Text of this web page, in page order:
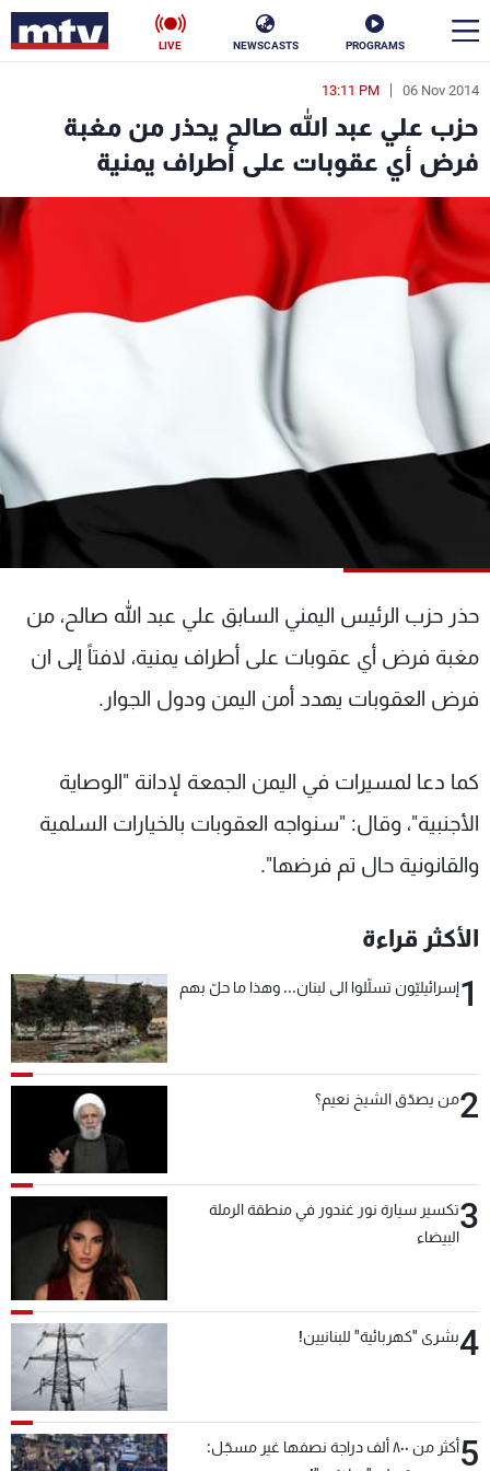
PROGRAMS
NEWSCASTS
LIVE
06 Nov 2014
13:11 PM
حزب علي عبد الله صالح يحذر من مغبة
فرض أي عقوبات على أطراف يمنية
حذر حزب الرئيس اليمني السابق علي عبد الله صالح، من
مغبة فرض أي عقوبات على أطراف يمنية، لافتاً إلى ان
فرض العقوبات يهدد أمن اليمن ودول الجوار.
كما دعا لمسيرات في اليمن الجمعة لإدانة "الوصاية
الأجنبية"، وقال: "سنواجه العقوبات بالخيارات السلمية
والقانونية حال تم فرضها".
الأكثر قراءة
1إسرائيليّون تسلّلوا الى لبنان... وهذا ما حلّ بهم
2من يصدّق الشيخ نعيم؟
3تكسير سيارة نور غندور في منطقة الرملة
البيضاء
4بشرى "كهربائية" للبنانيين!
5
أكثر من ٨٠٠ ألف دراجة نصفها غير مسجّل:
en
الأخبار
سياسة ناس
إقتصاد
منوعات رياضة
كأس العالم
البرامج
جدول البرامج
عن MTV
لاعلاناتكم
وظائف
شروط الإسـتخدام